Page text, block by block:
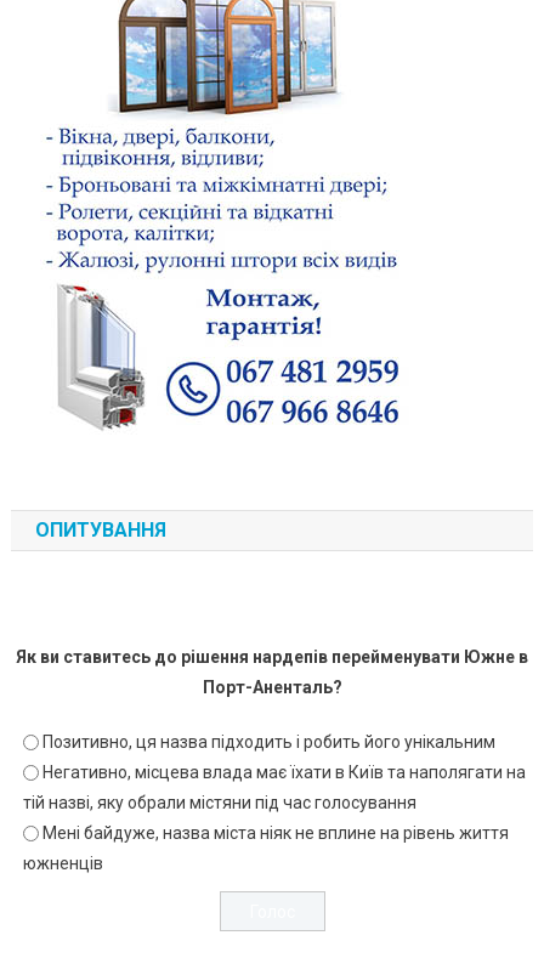
ОПИТУВАННЯ
Як ви ставитесь до рішення нардепів перейменувати Южне в
Порт-Аненталь?
Позитивно, ця назва підходить і робить його унікальним
Негативно, місцева влада має їхати в Київ та наполягати на
тій назві, яку обрали містяни під час голосування
Мені байдуже, назва міста ніяк не вплине на рівень життя
южненців